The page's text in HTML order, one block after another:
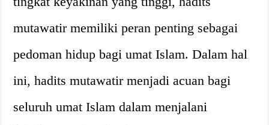
mutawatir memiliki peran penting sebagai
pedoman hidup bagi umat Islam. Dalam hal
ini, hadits mutawatir menjadi acuan bagi
seluruh umat Islam dalam menjalani